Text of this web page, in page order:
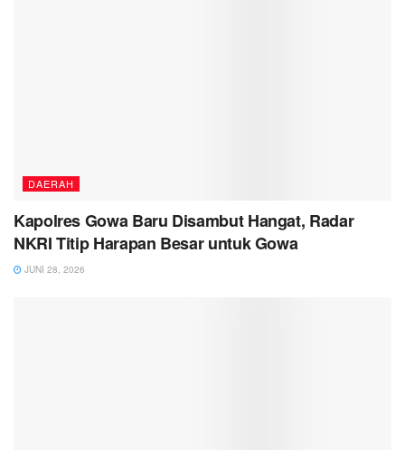
DAERAH
Kapolres Gowa Baru Disambut Hangat, Radar
NKRI Titip Harapan Besar untuk Gowa
JUNI 28, 2026